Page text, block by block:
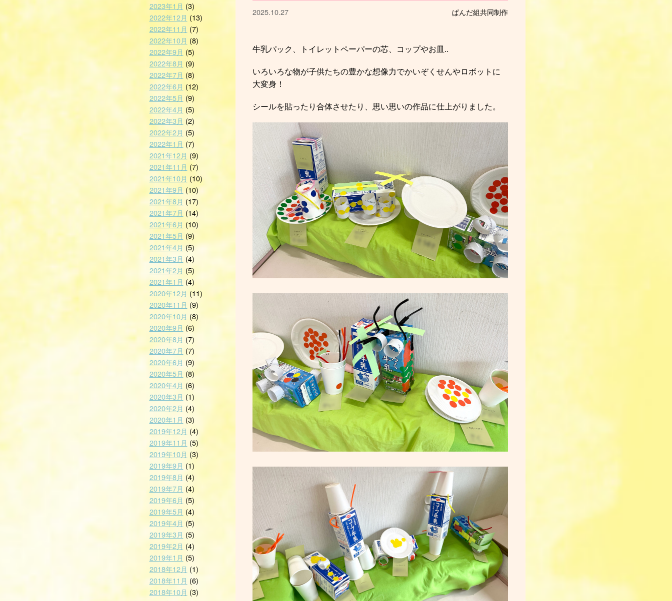
2025.10.27 ぱんだ組共同制作
牛乳パック、トイレットペーパーの芯、コップやお皿..
いろいろな物が子供たちの豊かな想像力でかいぞくせんやロボットに
大変身！
シールを貼ったり合体させたり、思い思いの作品に仕上がりました。
2023年1月 (3)
2022年12月 (13)
2022年11月 (7)
2022年10月 (8)
2022年9月 (5)
2022年8月 (9)
2022年7月 (8)
2022年6月 (12)
2022年5月 (9)
2022年4月 (5)
2022年3月 (2)
2022年2月 (5)
2022年1月 (7)
2021年12月 (9)
2021年11月 (7)
2021年10月 (10)
2021年9月 (10)
2021年8月 (17)
2021年7月 (14)
2021年6月 (10)
2021年5月 (9)
2021年4月 (5)
2021年3月 (4)
2021年2月 (5)
2021年1月 (4)
2020年12月 (11)
2020年11月 (9)
2020年10月 (8)
2020年9月 (6)
2020年8月 (7)
2020年7月 (7)
2020年6月 (9)
2020年5月 (8)
2020年4月 (6)
2020年3月 (1)
2020年2月 (4)
2020年1月 (3)
2019年12月 (4)
2019年11月 (5)
2019年10月 (3)
2019年9月 (1)
2019年8月 (4)
2019年7月 (4)
2019年6月 (5)
2019年5月 (4)
2019年4月 (5)
2019年3月 (5)
2019年2月 (4)
2019年1月 (5)
2018年12月 (1)
2018年11月 (6)
2018年10月 (3)